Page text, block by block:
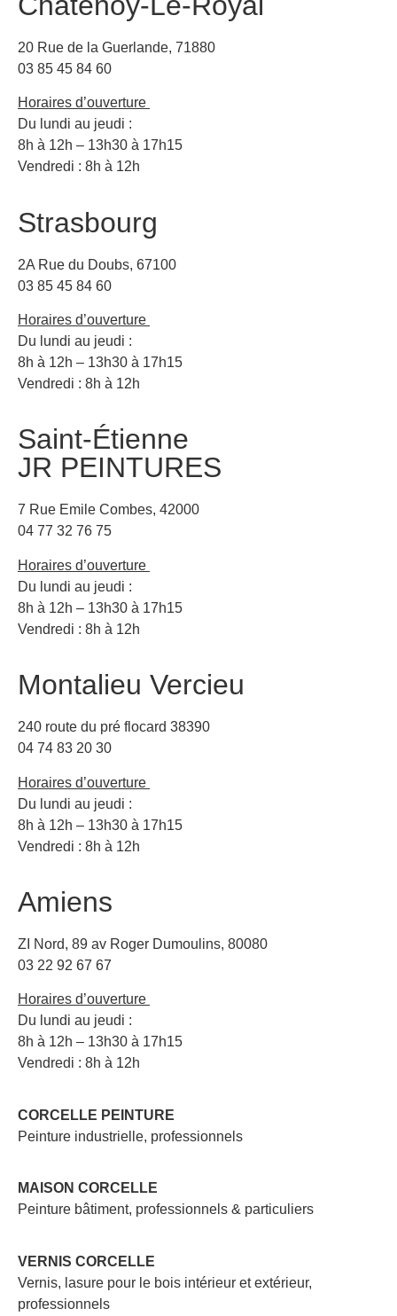
20 Rue de la Guerlande, 71880
03 85 45 84 60
Horaires d’ouverture
Du lundi au jeudi :
8h à 12h – 13h30 à 17h15
Vendredi : 8h à 12h
Strasbourg
2A Rue du Doubs, 67100
03 85 45 84 60
Horaires d’ouverture
Du lundi au jeudi :
8h à 12h – 13h30 à 17h15
Vendredi : 8h à 12h
Saint-Étienne
JR PEINTURES
7 Rue Emile Combes, 42000
04 77 32 76 75
Horaires d’ouverture
Du lundi au jeudi :
8h à 12h – 13h30 à 17h15
Vendredi : 8h à 12h
Montalieu Vercieu
240 route du pré flocard 38390
04 74 83 20 30
Horaires d’ouverture
Du lundi au jeudi :
8h à 12h – 13h30 à 17h15
Vendredi : 8h à 12h
Amiens
ZI Nord, 89 av Roger Dumoulins, 80080
03 22 92 67 67
Horaires d’ouverture
Du lundi au jeudi :
8h à 12h – 13h30 à 17h15
Vendredi : 8h à 12h
CORCELLE PEINTURE
Peinture industrielle, professionnels
MAISON CORCELLE
Peinture bâtiment, professionnels & particuliers
VERNIS CORCELLE
Vernis, lasure pour le bois intérieur et extérieur,
professionnels